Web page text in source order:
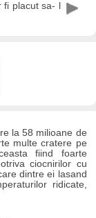
placut sa- l
la 58 milioane de
multe cratere pe
fiind foarte
ciocnirilor cu
dintre ei lasand
ridicate,